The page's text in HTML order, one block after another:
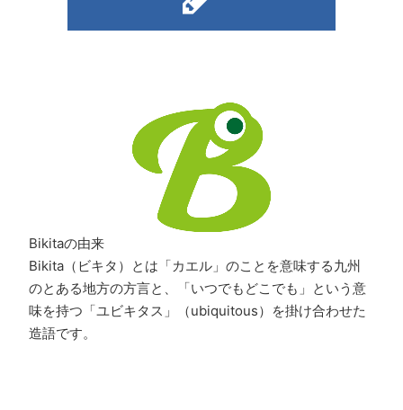
Bikitaの由来
Bikita（ビキタ）とは「カエル」のことを意味する九州
のとある地方の方言と、「いつでもどこでも」という意
味を持つ「ユビキタス」（ubiquitous）を掛け合わせた
造語です。